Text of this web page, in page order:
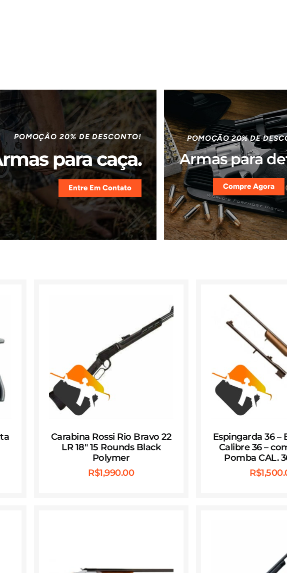
POMOÇÃO 20% DE DESCONTO!
para caça.
Entre Em Contato
POMOÇÃO 20% DE
Armas para
Compre Agora
Carabina Rossi Rio Bravo 22
LR 18″ 15 Rounds Black
Polymer
R$1,990.00
Espingarda 36 –
Calibre 36 –
Pomba CAL.
R$